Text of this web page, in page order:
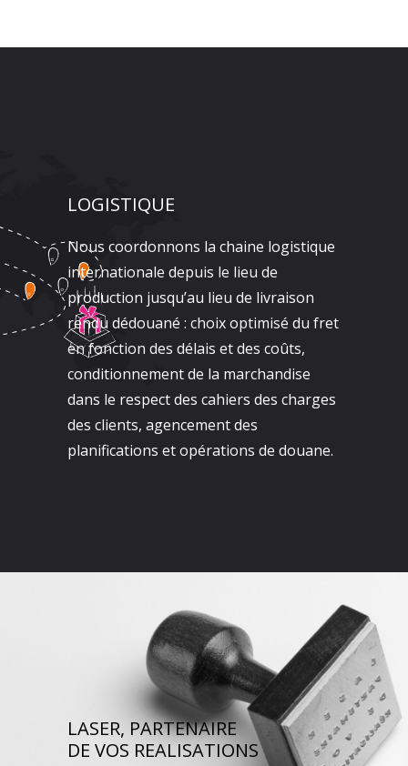
LOGISTIQUE
Nous coordonnons la chaine logistique
internationale depuis le lieu de
production jusqu’au lieu de livraison
rendu dédouané : choix optimisé du fret
en fonction des délais et des coûts,
conditionnement de la marchandise
dans le respect des cahiers des charges
des clients, agencement des
planifications et opérations de douane.
LASER, PARTENAIRE
DE VOS REALISATIONS